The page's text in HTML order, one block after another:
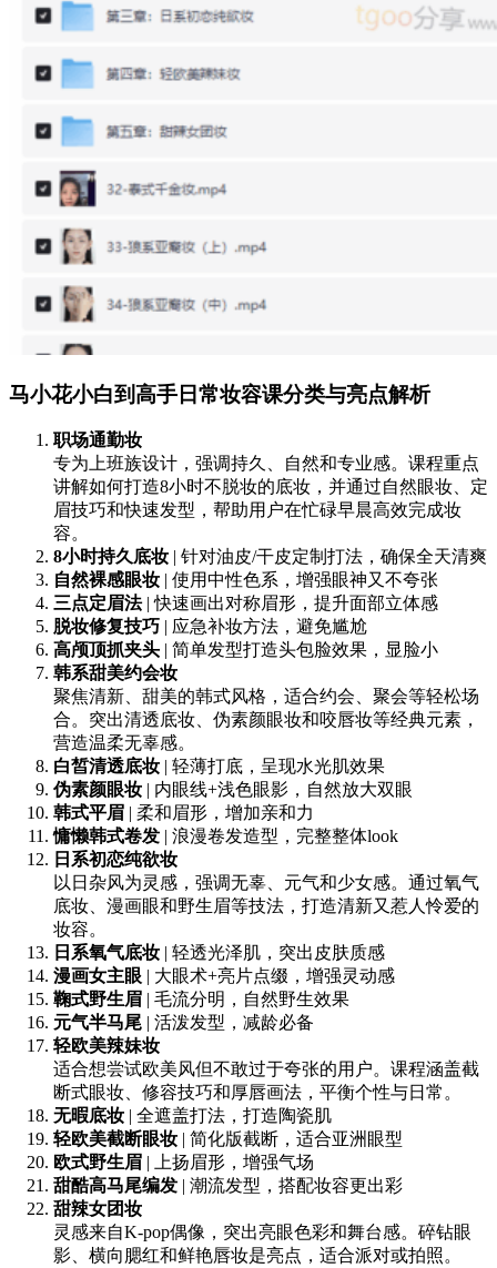
马小花小白到高手日常妆容课分类与亮点解析
职场通勤妆
专为上班族设计，强调持久、自然和专业感。课程重点
讲解如何打造8小时不脱妆的底妆，并通过自然眼妆、定
眉技巧和快速发型，帮助用户在忙碌早晨高效完成妆
容。
8小时持久底妆 | 针对油皮/干皮定制打法，确保全天清爽
自然裸感眼妆 | 使用中性色系，增强眼神又不夸张
三点定眉法| 快速画出对称眉形，提升面部立体感
脱妆修复技巧 | 应急补妆方法，避免尴尬
高颅顶抓夹头 | 简单发型打造头包脸效果，显脸小
韩系甜美约会妆
聚焦清新、甜美的韩式风格，适合约会、聚会等轻松场
合。突出清透底妆、伪素颜眼妆和咬唇妆等经典元素，
营造温柔无辜感。
白皙清透底妆 | 轻薄打底，呈现水光肌效果
伪素颜眼妆 | 内眼线+浅色眼影，自然放大双眼
韩式平眉 | 柔和眉形，增加亲和力
慵懒韩式卷发 | 浪漫卷发造型，完整整体look
日系初恋纯欲妆
以日杂风为灵感，强调无辜、元气和少女感。通过氧气
底妆、漫画眼和野生眉等技法，打造清新又惹人怜爱的
妆容。
日系氧气底妆 | 轻透光泽肌，突出皮肤质感
漫画女主眼 | 大眼术+亮片点缀，增强灵动感
鞠式野生眉 | 毛流分明，自然野生效果
元气半马尾 | 活泼发型，减龄必备
轻欧美辣妹妆
适合想尝试欧美风但不敢过于夸张的用户。课程涵盖截
断式眼妆、修容技巧和厚唇画法，平衡个性与日常。
无暇底妆 | 全遮盖打法，打造陶瓷肌
轻欧美截断眼妆 | 简化版截断，适合亚洲眼型
欧式野生眉 | 上扬眉形，增强气场
甜酷高马尾编发 | 潮流发型，搭配妆容更出彩
甜辣女团妆
灵感来自K-pop偶像，突出亮眼色彩和舞台感。碎钻眼
影、横向腮红和鲜艳唇妆是亮点，适合派对或拍照。